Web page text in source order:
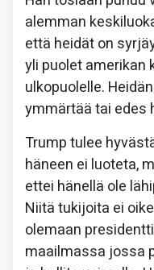
alemman
että heidät on
yli puolet amerikan
ulkopuolelle.
ymmärtää tai edes
Trump tulee
häneen ei luoteta,
ettei hänellä ole
Niitä tukijoita ei
olemaan
maailmassa jossa